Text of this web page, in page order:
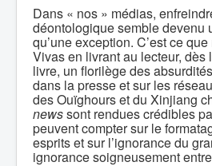
Dans « nos » médias,
déontologique semble devenu
qu’une exception. C’est ce
Vivas en livrant au lecteur, dès
livre, un florilège des
dans la presse et sur les
des Ouïghours et du Xinjiang
newssont rendues crédibles
peuvent compter sur le
esprits et sur l’ignorance du
ignorance soigneusement